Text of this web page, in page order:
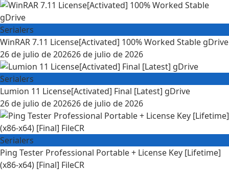
Serialers
WinRAR 7.11 License[Activated] 100% Worked Stable gDrive
26 de julio de 202626 de julio de 2026
Serialers
Lumion 11 License[Activated] Final [Latest] gDrive
26 de julio de 202626 de julio de 2026
Serialers
Ping Tester Professional Portable + License Key [Lifetime]
(x86-x64) [Final] FileCR